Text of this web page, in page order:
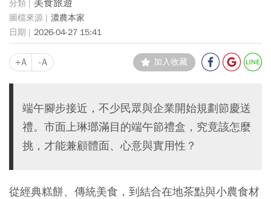
美食旅遊
濃農本家
2026-04-27 15:41
+A -A 加入收藏
端午腳步接近，不少民眾與企業開始規劃節慶送
禮。市面上琳瑯滿目的端午節禮盒，究竟該怎麼
挑，才能兼顧體面、心意與實用性？
從經典糕餅、傳統美食，到結合在地茶點與小農食材